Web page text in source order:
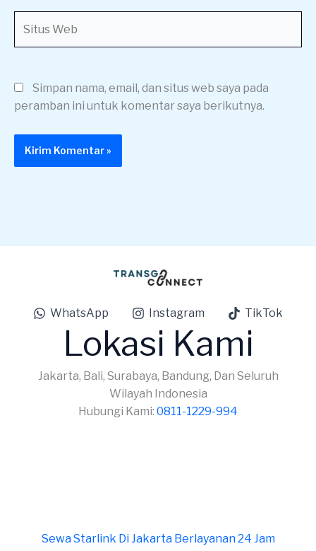
Web
Simpan nama, email, dan situs web saya pada
peramban ini untuk komentar saya berikutnya.
WhatsApp Instagram TikTok
Lokasi Kami
Jakarta, Bali, Surabaya, Bandung, Dan Seluruh
Wilayah Indonesia
Hubungi Kami: 0811-1229-994
Sewa Starlink Di Jakarta Berlayanan 24 Jam